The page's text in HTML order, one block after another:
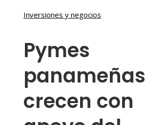
Inversiones y negocios
Pymes
panameñas
crecen con